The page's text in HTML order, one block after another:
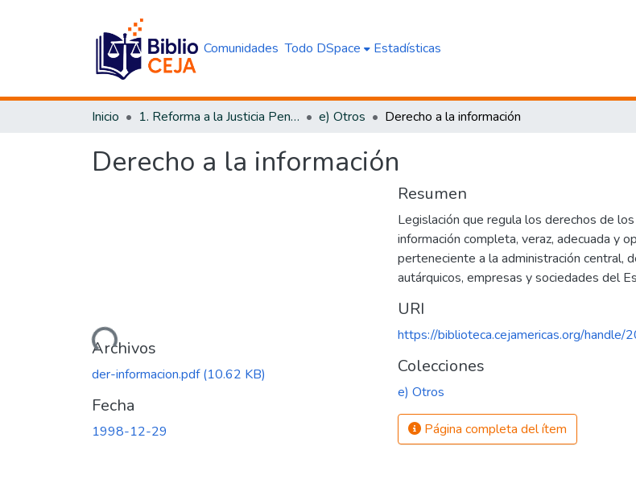
Comunidades Todo DSpace Estadísticas
Inicio 1. Reforma a la Justicia Penal e) Otros Derecho a la información
Derecho a la información
Cargando...Archivos
der-informacion.pdf(10.62 KB)
Fecha
1998-12-29
Resumen
Legislación que regula los derechos de
información completa, veraz, adecuada y
perteneciente a la administración central,
autárquicos, empresas y sociedades del
URI
https://biblioteca.cejamericas.org/
Colecciones
e) Otros
Página completa del ítem